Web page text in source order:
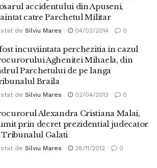
accidentului din Apuseni,
catre Parchetul Militar
de Silviu Mares 04/02/2014 0
incuviintata perchezitia in cazul
Aghenitei Mihaela, din
Parchetului de pe langa
Braila
de Silviu Mares 02/04/2013 0
Alexandra Cristiana Malai,
prin decret prezidential judecator
Tribunalul Galati
de Silviu Mares 28/11/2012 0